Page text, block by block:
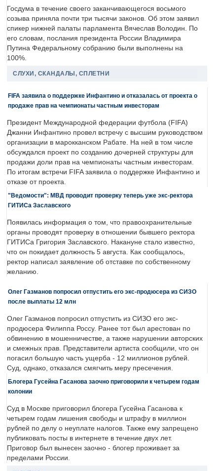
Госдума в течение своего заканчивающегося восьмого
созыва приняла почти три тысячи законов. Об этом заявил
спикер нижней палаты парламента Вячеслав Володин. По
его словам, послания президента России Владимира
Путина Федеральному собранию были выполнены на
100%.
СЛУХИ, СКАНДАЛЫ, СПЛЕТНИ
FIFA заявила о поддержке Инфантино и отказалась от проекта о
продаже прав на чемпионаты частным инвесторам
Президент Международной федерации футбола (FIFA)
Джанни Инфантино провел встречу с высшим руководством
организации в марокканском Рабате. На ней в том числе
обсуждался проект по созданию дочерней структуры для
продажи доли прав на чемпионаты частным инвесторам.
По итогам встречи FIFA заявила о поддержке Инфантино и
отказе от проекта.
"Ведомости": МВД проводит проверку теперь уже экс-ректора
ГИТИСа Заславского
Появилась информация о том, что правоохранительные
органы проводят проверку в отношении бывшего ректора
ГИТИСа Григория Заславского. Накануне стало известно,
что он покидает должность 5 августа. Как сообщалось,
ректор написал заявление об отставке по собственному
желанию.
Олег Газманов попросил отпустить его экс-продюсера из СИЗО
после выплаты 12 млн
Олег Газманов попросил отпустить из СИЗО его экс-
продюсера Филиппа Россу. Ранее тот был арестован по
обвинению в мошенничестве, а также нарушении авторских
и смежных прав. Представители артиста сообщили, что он
погасил большую часть ущерба - 12 миллионов рублей.
Суд, однако, отказался смягчить меру пресечения.
Блогера Гусейна Гасанова заочно приговорили к четырем годам
колонии
Суд в Москве приговорил блогера Гусейна Гасанова к
четырем годам лишения свободы и штрафу в миллион
рублей по делу о неуплате налогов. Также ему запрещено
публиковать посты в интернете в течение двух лет.
Приговор был вынесен заочно - блогер проживает за
пределами России.